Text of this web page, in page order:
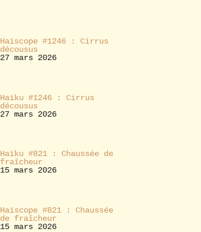
Haïscope #1246 : Cirrus
décousus
27 mars 2026
Haïku #1246 : Cirrus
décousus
27 mars 2026
Haïku #821 : Chaussée de
fraîcheur
15 mars 2026
Haïscope #821 : Chaussée
de fraîcheur
15 mars 2026